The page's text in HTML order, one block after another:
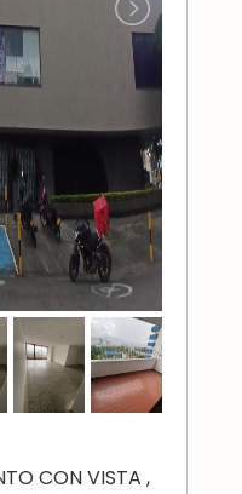
CON VISTA ,